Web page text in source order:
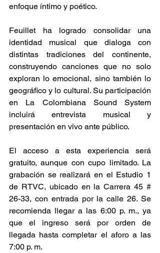
enfoque íntimo y poético.
Feuillet ha logrado consolidar una
identidad musical que dialoga con
distintas tradiciones del continente,
construyendo canciones que no solo
exploran lo emocional, sino también lo
geográfico y lo cultural. Su participación
en La Colombiana Sound System
incluirá entrevista musical y
presentación en vivo ante público.
El acceso a esta experiencia será
gratuito, aunque con cupo limitado. La
grabación se realizará en el Estudio 1
de RTVC, ubicado en la Carrera 45 #
26-33, con entrada por la calle 26. Se
recomienda llegar a las 6:00 p. m., ya
que el ingreso será por orden de
llegada hasta completar el aforo a las
7:00 p. m.